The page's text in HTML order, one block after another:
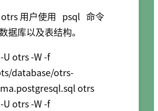
用户使用 psql 命令
据库以及表结构。
U otrs -W -f
database/otrs-
otrs
U otrs -W -f